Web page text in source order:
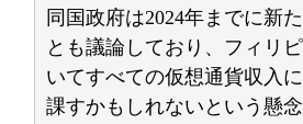
同国政府は2024年までに新
とも議論しており、フィリ
いてすべての仮想通貨収入
課すかもしれないという懸